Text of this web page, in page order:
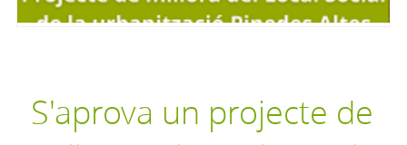
S'aprova un projecte de